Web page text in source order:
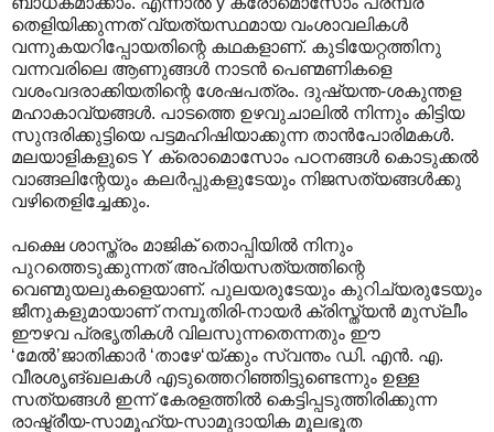
തെളിയിക്കുന്നത് വ്യത്യസ്ഥമായ വംശാവലികള്‍
വന്നുകയറിപ്പോയതിന്റെ കഥകളാണ്. കുടിയേറ്റത്തിനു
വന്നവരിലെ ആണുങ്ങള്‍ നാടന്‍ പെണ്മണികളെ
വശംവദരാക്കിയതിന്റെ ശേഷപത്രം. ദുഷ്യന്ത-ശകുന്തള
മഹാകാവ്യങ്ങള്‍. പാടത്തെ ഉഴവുചാലില്‍ നിന്നും കിട്ടിയ
സുന്ദരിക്കുട്ടിയെ പട്ടമഹിഷിയാക്കുന്ന താന്‍പോരിമകള്‍.
മലയാളികളുടെ Y ക്രൊമൊസോം പഠനങ്ങള്‍ കൊടുക്കല്‍
വാങ്ങലിന്റേയും കലര്‍പ്പുകളുടേയും നിജസത്യങ്ങള്‍ക്കു
വഴിതെളിച്ചേക്കും.
പക്ഷെ ശാസ്ത്രം മാജിക് തൊപ്പിയില്‍ നിനും
പുറത്തെടുക്കുന്നത് അപ്രിയസത്യത്തിന്റെ
വെണ്മുയലുകളെയാണ്. പുലയരുടേയും കുറിച്യരുടേയും
ജീനുകളുമായാണ് നമ്പൂതിരി-നായര്‍ ക്രിസ്ത്യന്‍ മുസ്ലീം
ഈഴവ പ്രഭൃതികള്‍ വിലസുന്നതെന്നതും ഈ
‘മേല്‍‍’ജാതിക്കാര്‍ ‘താഴേ‘യ്ക്കും സ്വന്തം ഡി. എന്‍. എ.
വീരശൃങ്ഖലകള്‍ എടുത്തെറിഞ്ഞിട്ടുണ്ടെന്നും ഉള്ള
സത്യങ്ങള്‍ ഇന്ന് കേരളത്തില്‍ കെട്ടിപ്പടുത്തിരിക്കുന്ന
രാഷ്ട്രീയ-സാമൂഹ്യ-സാമുദായിക മൂലഭൂത